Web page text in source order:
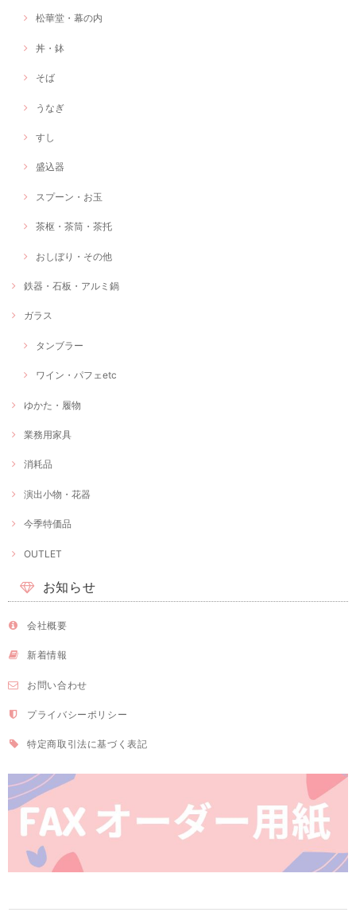
松華堂・幕の内
丼・鉢
そば
うなぎ
すし
盛込器
スプーン・お玉
茶枢・茶筒・茶托
おしぼり・その他
鉄器・石板・アルミ鍋
ガラス
タンブラー
ワイン・パフェetc
ゆかた・履物
業務用家具
消耗品
演出小物・花器
今季特価品
OUTLET
お知らせ
会社概要
新着情報
お問い合わせ
プライバシーポリシー
特定商取引法に基づく表記